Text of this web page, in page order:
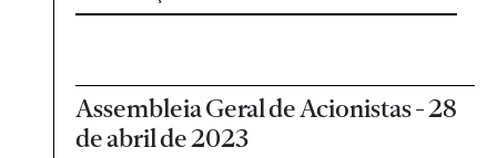
Assembleia Geral de Acionistas - 28
de abril de 2023